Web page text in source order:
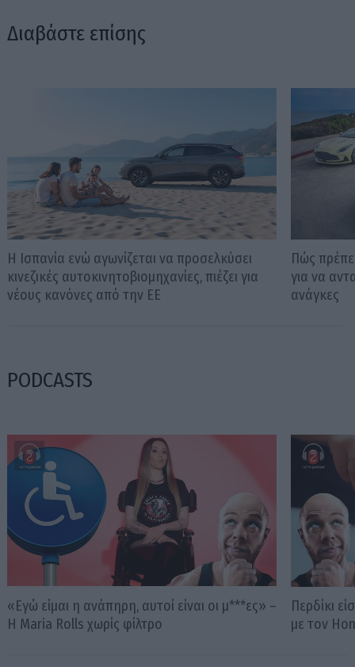
Διαβάστε επίσης
Η Ισπανία ενώ αγωνίζεται να προσελκύσει
κινεζικές αυτοκινητοβιομηχανίες, πιέζει για
νέους κανόνες από την ΕΕ
Πώς
για να
ανάγκες
PODCASTS
«Εγώ είμαι η ανάπηρη, αυτοί είναι οι μ***ες» –
Η Maria Rolls χωρίς φίλτρο
Περδίκι
με τον